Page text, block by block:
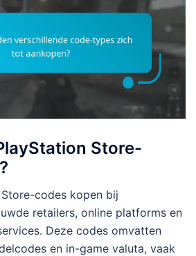
Store-
codes kopen bij
retailers, online platforms en
Deze codes omvatten
en in-game valuta, vaak